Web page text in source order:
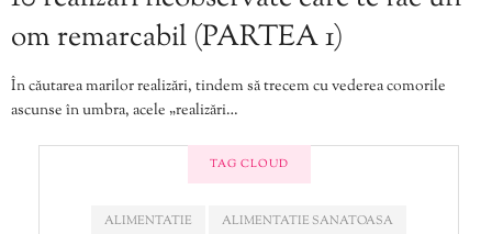
om remarcabil (PARTEA 1)
În căutarea marilor realizări, tindem să trecem cu vederea comorile
ascunse în umbra, acele „realizări…
TAG CLOUD
ALIMENTATIE
ALIMENTATIE SANATOASA